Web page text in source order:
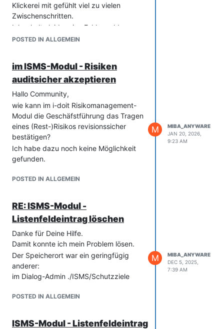
Klickerei mit gefühlt viel zu vielen
Zwischenschritten.
Ich erhalte leider eine Fehlermeldung:
Workaround?
ich als Liste editieren:
POSTED IN ALLGEMEIN
im ISMS-Modul - Risiken
auditsicher akzeptieren
Hallo Community,
wie kann im i-doit Risikomanagement-
Modul die Geschäfstführung das Tragen
eines (Rest-)Risikos revisionssicher
bestätigen?
Ich habe dazu noch keine Möglichkeit
gefunden.
POSTED IN ALLGEMEIN
M
MIBA_ANYWARE
JAN 20, 2026,
9:23 AM
RE: ISMS-Modul -
Listenfeldeintrag löschen
Danke für Deine Hilfe.
Damit konnte ich mein Problem lösen.
Der Speicherort war ein geringfügig
anderer:
im Dialog-Admin ./ISMS/Schutzziele
POSTED IN ALLGEMEIN
M
MIBA_ANYWARE
DEC 5, 2025,
7:39 AM
ISMS-Modul - Listenfeldeintrag